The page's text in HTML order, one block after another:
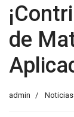
de
admin Noticias